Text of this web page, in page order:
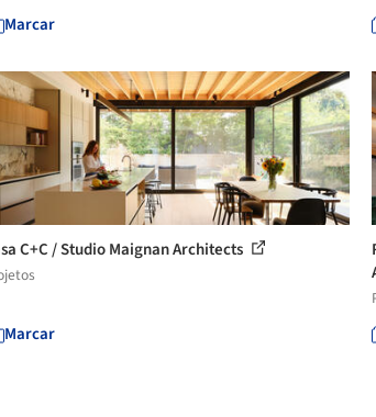
Marcar
C+C / Studio Maignan Architects
Marcar